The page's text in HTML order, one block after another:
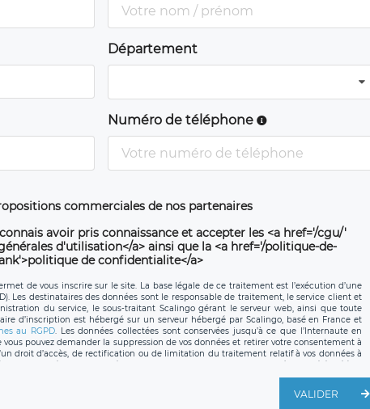
Département
Numéro de téléphone
commerciales de nos partenaires
avoir pris connaissance et accepter les <a href='/cgu/'
d'utilisation</a> ainsi que la <a href='/politique-de-
de confidentialite</a>
de vous inscrire sur le site. La base légale de ce traitement est l’exécution d’une
Les destinataires des données sont le responsable de traitement, le service client et
du service, le sous-traitant Scalingo gérant le serveur web, ainsi que toute
d’inscription est hébergé sur un serveur hébergé par Scalingo, basé en France et
au RGPD. Les données collectées sont conservées jusqu’à ce que l’Internaute en
pouvez demander la suppression de vos données et retirer votre consentement à
droit d’accès, de rectification ou de limitation du traitement relatif à vos données à
la portabilité de vos données. Vous pouvez exercer ces droits auprès du délégué à la
exerce au siège social de LÉGAVOX et est joignable à l’adresse mail suivante :
Vous avez également le droit d’introduire une réclamation
VALIDER